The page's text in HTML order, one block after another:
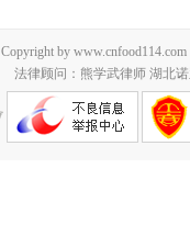
Copyright by
法律顾问：熊学武律师 湖北